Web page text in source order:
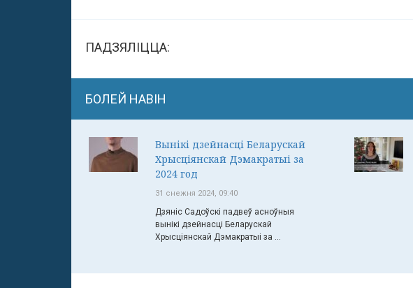
ПАДЗЯЛІЦЦА:
БОЛЕЙ НАВІН
Вынікі дзейнасці Беларускай
Хрысціянскай Дэмакратыі за
2024 год
31 снежня 2024, 09:40
Дзяніс Садоўскі падвеў асноўныя
вынікі дзейнасці Беларускай
Хрысціянскай Дэмакратыі за ...